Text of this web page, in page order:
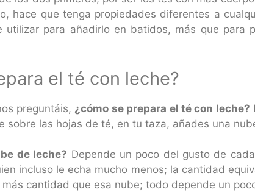
hace que tenga propiedades diferentes a
utilizar para añadirlo en batidos, más que
el té con leche?
preguntáis, ¿cómo se prepara el té con leche?
sobre las hojas de té, en tu taza, añades una
de leche? Depende un poco del gusto de
incluso le echa mucho menos; la cantidad
cantidad que esa nube; todo depende un